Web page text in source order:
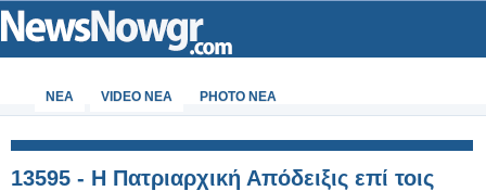
ΝΕΑ VIDEO NEA PHOTO NEA
13595 - Η Πατριαρχική Απόδειξις επί τοις